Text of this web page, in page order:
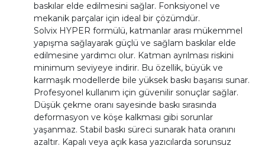
baskılar elde edilmesini sağlar. Fonksiyonel ve
mekanik parçalar için ideal bir çözümdür.
Solvix HYPER formülü, katmanlar arası mükemmel
yapışma sağlayarak güçlü ve sağlam baskılar elde
edilmesine yardımcı olur. Katman ayrılması riskini
minimum seviyeye indirir. Bu özellik, büyük ve
karmaşık modellerde bile yüksek baskı başarısı sunar.
Profesyonel kullanım için güvenilir sonuçlar sağlar.
Düşük çekme oranı sayesinde baskı sırasında
deformasyon ve köşe kalkması gibi sorunlar
yaşanmaz. Stabil baskı süreci sunarak hata oranını
azaltır. Kapalı veya açık kasa yazıcılarda sorunsuz